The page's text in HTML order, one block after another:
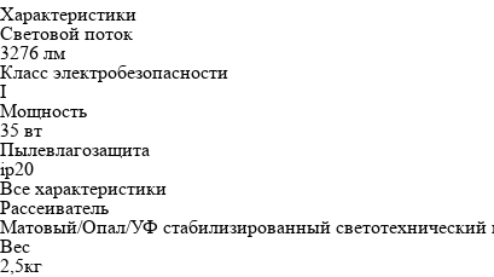
Характеристики
Световой поток
3276 лм
Класс электробезопасности
I
Мощность
35 вт
Пылевлагозащита
ip20
Все характеристики
Рассеиватель
Матовый/Опал/УФ стабилизированный светотехнический
Вес
2,5кг